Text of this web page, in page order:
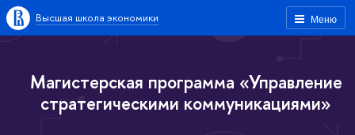
Меню
Высшая школа экономики
Магистерская программа «Управление
стратегическими коммуникациями»